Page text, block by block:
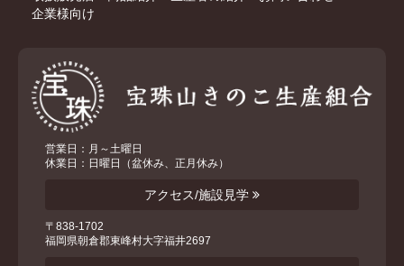
企業様向け
営業日：月～土曜日
休業日：日曜日（盆休み、正月休み）
アクセス/施設見学
〒838-1702
福岡県朝倉郡東峰村大字福井2697